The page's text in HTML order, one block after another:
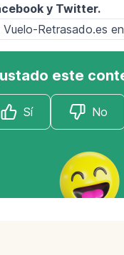
y Twitter.
Retrasado.es
este
Sí No